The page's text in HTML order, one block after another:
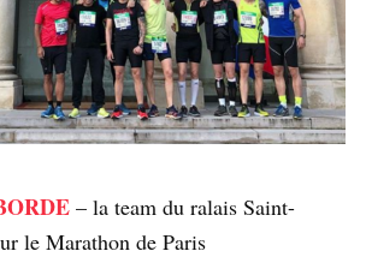
– la team du ralais Saint-
le Marathon de Paris